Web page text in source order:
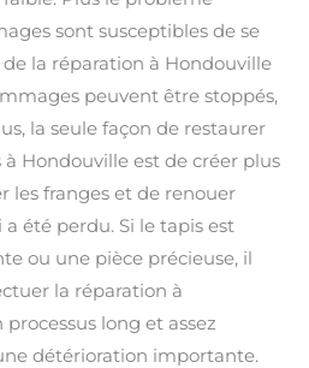
sont susceptibles de se
la réparation à Hondouville
peuvent être stoppés,
la seule façon de restaurer
Hondouville est de créer plus
les franges et de renouer
été perdu. Si le tapis est
ou une pièce précieuse, il
la réparation à
long et assez
détérioration importante.